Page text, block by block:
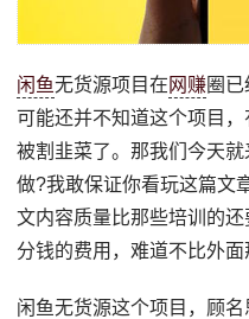
闲鱼无货源项目在 网赚圈
可能还并不知道这个项目，
被割韭菜了。那我们今天
做?我敢保证你看玩这篇文
文内容质量比那些培训的
分钱的费用，难道不比外
闲鱼无货源这个项目，顾